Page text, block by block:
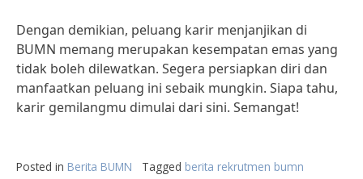
Dengan demikian, peluang karir menjanjikan di
BUMN memang merupakan kesempatan emas yang
tidak boleh dilewatkan. Segera persiapkan diri dan
manfaatkan peluang ini sebaik mungkin. Siapa tahu,
karir gemilangmu dimulai dari sini. Semangat!
Posted in Berita BUMN Tagged berita rekrutmen bumn